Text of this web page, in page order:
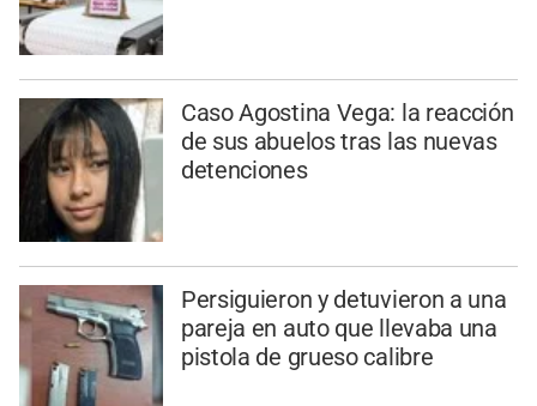
Caso Agostina Vega: la reacción
de sus abuelos tras las nuevas
detenciones
Persiguieron y detuvieron a una
pareja en auto que llevaba una
pistola de grueso calibre